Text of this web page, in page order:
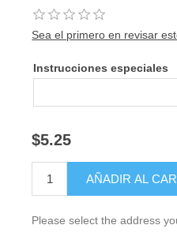
Sea el primero en revisar
Instrucciones especiales
$5.25
Please select the address